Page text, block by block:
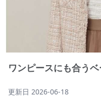
ワンピースにも合う
更新日 2026-06-18